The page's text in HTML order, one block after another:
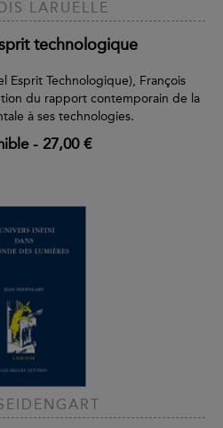
LARUELLE
technologique
Esprit Technologique), François
du rapport contemporain de la
à ses technologies.
- 27,00 €